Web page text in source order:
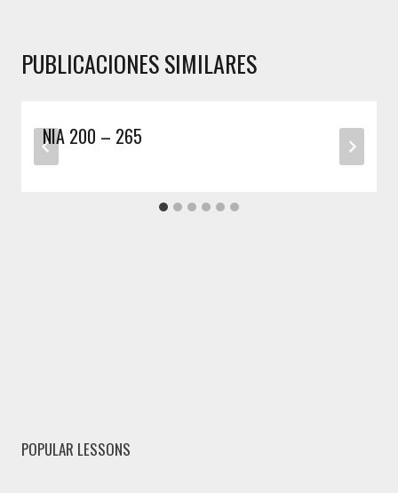
PUBLICACIONES SIMILARES
NIA 200 – 265
POPULAR LESSONS